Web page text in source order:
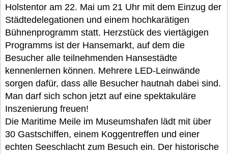
Holstentor am 22. Mai um 21 Uhr mit dem Einzug der
Städtedelegationen und einem hochkarätigen
Bühnenprogramm statt. Herzstück des viertägigen
Programms ist der Hansemarkt, auf dem die
Besucher alle teilnehmenden Hansestädte
kennenlernen können. Mehrere LED-Leinwände
sorgen dafür, dass alle Besucher hautnah dabei sind.
Man darf sich schon jetzt auf eine spektakuläre
Inszenierung freuen!
Die Maritime Meile im Museumshafen lädt mit über
30 Gastschiffen, einem Koggentreffen und einer
echten Seeschlacht zum Besuch ein. Der historische